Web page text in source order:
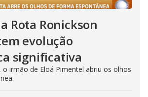
Rota Ronickson
evolução
significativa
o irmão de Eloá Pimentel abriu os olhos